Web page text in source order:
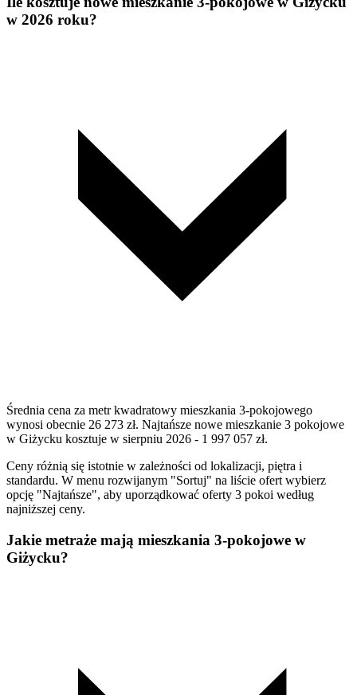
w 2026 roku?
Średnia cena za metr kwadratowy mieszkania 3-pokojowego
wynosi obecnie 26 273 zł. Najtańsze nowe mieszkanie 3 pokojowe
w Giżycku kosztuje w sierpniu 2026 - 1 997 057 zł.
Ceny różnią się istotnie w zależności od lokalizacji, piętra i
standardu. W menu rozwijanym "Sortuj" na liście ofert wybierz
opcję "Najtańsze", aby uporządkować oferty 3 pokoi według
najniższej ceny.
Jakie metraże mają mieszkania 3-pokojowe w
Giżycku?